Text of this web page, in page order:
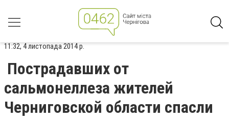
11:32, 4 листопада 2014 р.
Пострадавших от
сальмонеллеза жителей
Черниговской области спасли